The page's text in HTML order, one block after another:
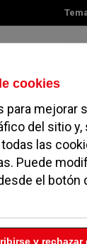
SERVICIOS
en